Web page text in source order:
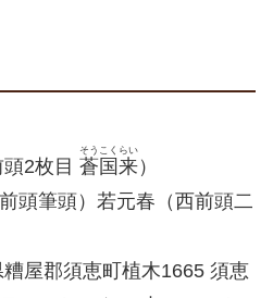
2枚目 蒼国来
そうこくらい
）
頭筆頭）若元春（西前頭二
屋郡須恵町植木1665 須恵